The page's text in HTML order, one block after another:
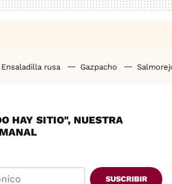
Ensaladilla rusa Gazpacho
HAY SITIO", NUESTRA
SUSCRIBIR